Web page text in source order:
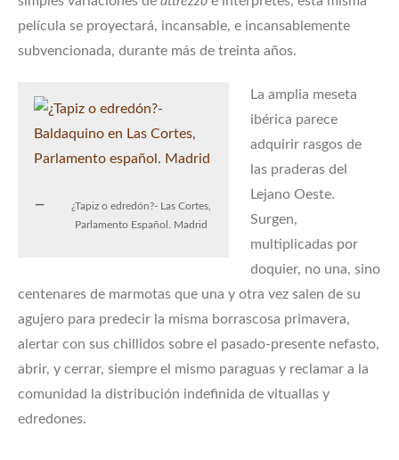
película se proyectará, incansable, e incansablemente
subvencionada, durante más de treinta años.
¿Tapiz o edredón?- Las Cortes,
Parlamento Español. Madrid
La amplia meseta
ibérica parece
adquirir rasgos de
las praderas del
Lejano Oeste.
Surgen,
multiplicadas por
doquier, no una, sino
centenares de marmotas que una y otra vez salen de su
agujero para predecir la misma borrascosa primavera,
alertar con sus chillidos sobre el pasado-presente nefasto,
abrir, y cerrar, siempre el mismo paraguas y reclamar a la
comunidad la distribución indefinida de vituallas y
edredones.